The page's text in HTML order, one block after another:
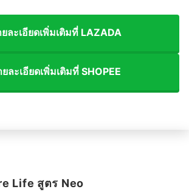
ละเอียดเพิ่มเติมที่ LAZADA
ละเอียดเพิ่มเติมที่ SHOPEE
Life สูตร Neo